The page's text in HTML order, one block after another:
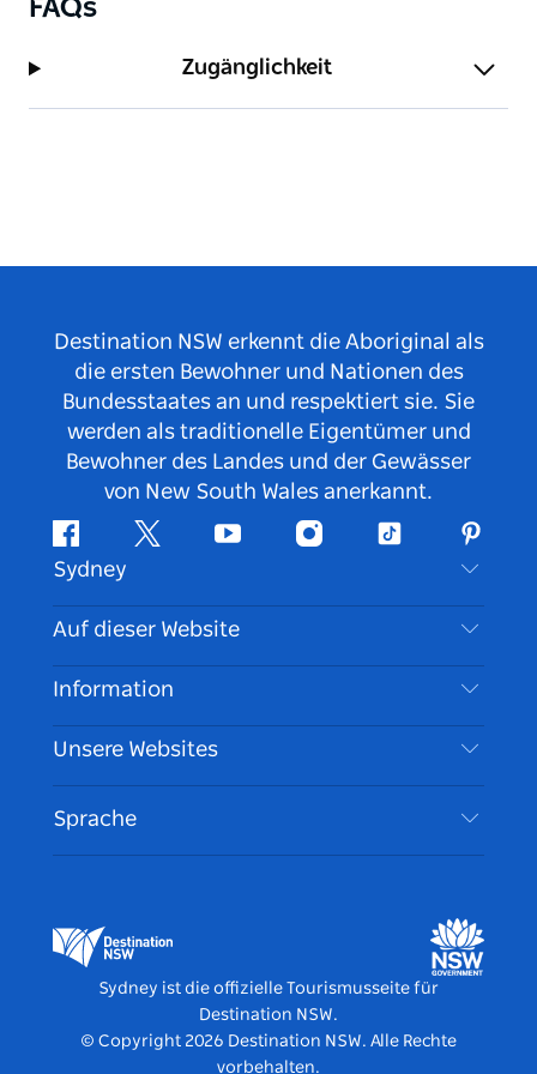
FAQs
Zugänglichkeit
Destination NSW erkennt die Aboriginal als
die ersten Bewohner und Nationen des
Bundesstaates an und respektiert sie. Sie
werden als traditionelle Eigentümer und
Bewohner des Landes und der Gewässer
von New South Wales anerkannt.
FacebookTwitter YouTubeInstagramTikTok
Sydney
Kontaktieren Sie uns
Haftungsausschluss
Cookie Notice
Auf dieser Website
Reiseziele
Aktivitäten
Veranstaltungen
Unterkunft
Information
Reiseinformationen
Barrierefreies Sydney
Tragen Sie Ihr Unternehmen ein
Unsere Websites
Destination NSW Medienzentrum
Vivid Sydney
Sprache
Sydney ist die offizielle Tourismusseite für
Destination NSW.
© Copyright 2026 Destination NSW. Alle Rechte
vorbehalten.